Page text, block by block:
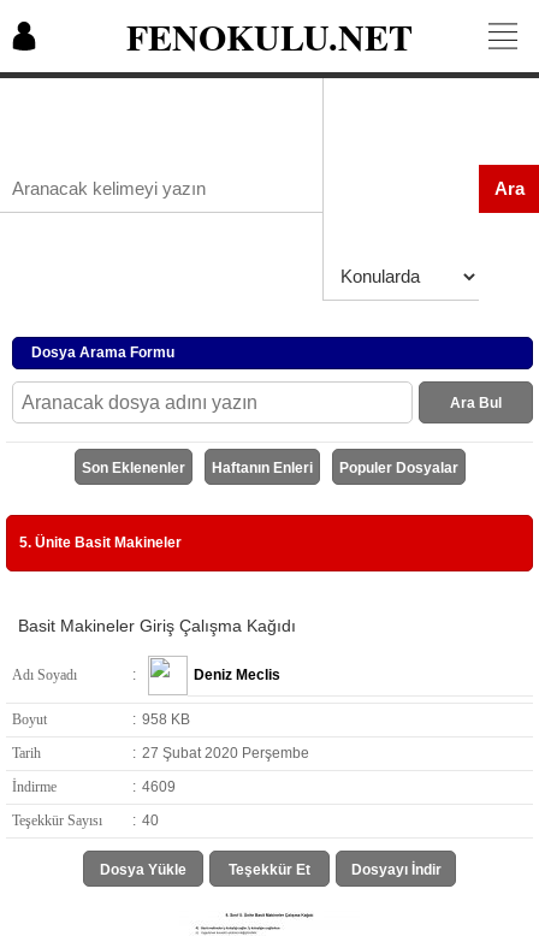
FENOKULU.NET
Ara
Dosya Arama Formu
Ara Bul
Son Eklenenler Haftanın Enleri Populer Dosyalar
5. Ünite Basit Makineler
Basit Makineler Giriş Çalışma Kağıdı
Adı Soyadı : Deniz Meclis
Boyut : 958 KB
Tarih
: 27 Şubat 2020 Perşembe
İndirme
: 4609
Teşekkür Sayısı
: 40
Dosya Yükle Teşekkür Et Dosyayı İndir